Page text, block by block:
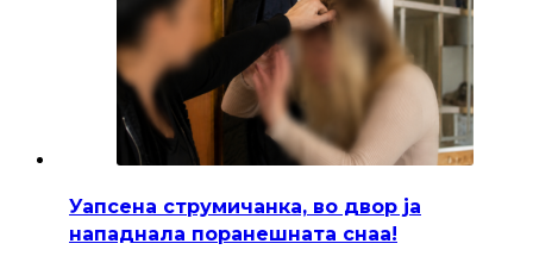
Уапсена струмичанка, во двор ја
нападнала поранешната снаа!